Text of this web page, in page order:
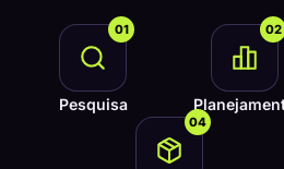
01
Pesquisa
02
04